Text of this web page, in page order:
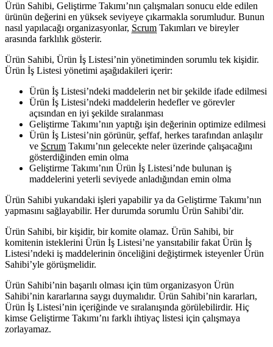
Ürün Sahibi, Geliştirme Takımı’nın çalışmaları sonucu elde edilen
ürünün değerini en yüksek seviyeye çıkarmakla sorumludur. Bunun
nasıl yapılacağı organizasyonlar, Scrum Takımları ve bireyler
arasında farklılık gösterir.
Ürün Sahibi, Ürün İş Listesi’nin yönetiminden sorumlu tek kişidir.
Ürün İş Listesi yönetimi aşağıdakileri içerir:
Ürün İş Listesi’ndeki maddelerin net bir şekilde ifade edilmesi
Ürün İş Listesi’ndeki maddelerin hedefler ve görevler
açısından en iyi şekilde sıralanması
Geliştirme Takımı’nın yaptığı işin değerinin optimize edilmesi
Ürün İş Listesi’nin görünür, şeffaf, herkes tarafından anlaşılır
ve Scrum Takımı’nın gelecekte neler üzerinde çalışacağını
gösterdiğinden emin olma
Geliştirme Takımı’nın Ürün İş Listesi’nde bulunan iş
maddelerini yeterli seviyede anladığından emin olma
Ürün Sahibi yukarıdaki işleri yapabilir ya da Geliştirme Takımı’nın
yapmasını sağlayabilir. Her durumda sorumlu Ürün Sahibi’dir.
Ürün Sahibi, bir kişidir, bir komite olamaz. Ürün Sahibi, bir
komitenin isteklerini Ürün İş Listesi’ne yansıtabilir fakat Ürün İş
Listesi’ndeki iş maddelerinin önceliğini değiştirmek isteyenler Ürün
Sahibi’yle görüşmelidir.
Ürün Sahibi’nin başarılı olması için tüm organizasyon Ürün
Sahibi’nin kararlarına saygı duymalıdır. Ürün Sahibi’nin kararları,
Ürün İş Listesi’nin içeriğinde ve sıralanışında görülebilirdir. Hiç
kimse Geliştirme Takımı’nı farklı ihtiyaç listesi için çalışmaya
zorlayamaz.